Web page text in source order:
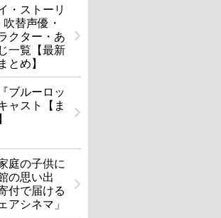
・ストーリ
替声優・
クター・あ
一覧【最新
とめ】
ブルーロッ
ャスト【ま
庭の子供に
の思い出
付で届ける
アシネマ」